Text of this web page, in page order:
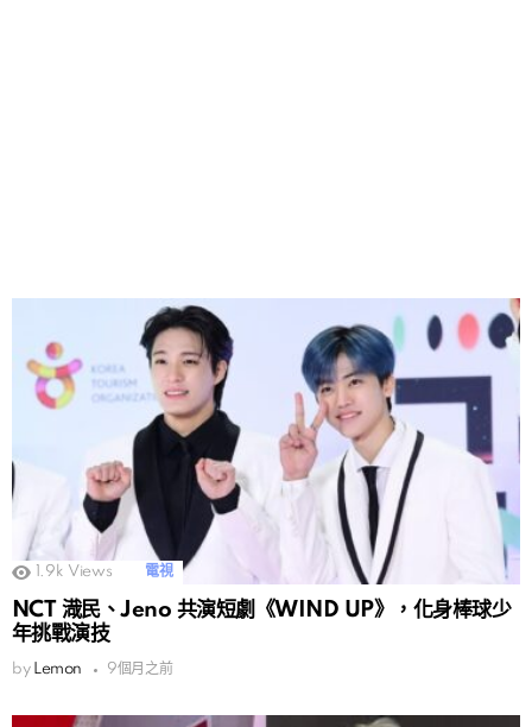
1.9k Views 電視
NCT 渽民、Jeno 共演短劇《WIND UP》，化身棒球少
年挑戰演技
by Lemon 9個月之前